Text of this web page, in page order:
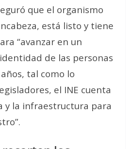
que el organismo
está listo y tiene
“avanzar en un
de las personas
tal como lo
el INE cuenta
y la infraestructura para